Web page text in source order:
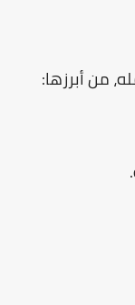
من أبرزها: